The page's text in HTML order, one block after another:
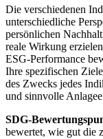
Die verschiedenen
unterschiedliche
persönlichen
reale Wirkung
ESG-Performance
Ihre spezifischen
des Zwecks jedes
und sinnvolle
SDG-
bewertet, wie gut die